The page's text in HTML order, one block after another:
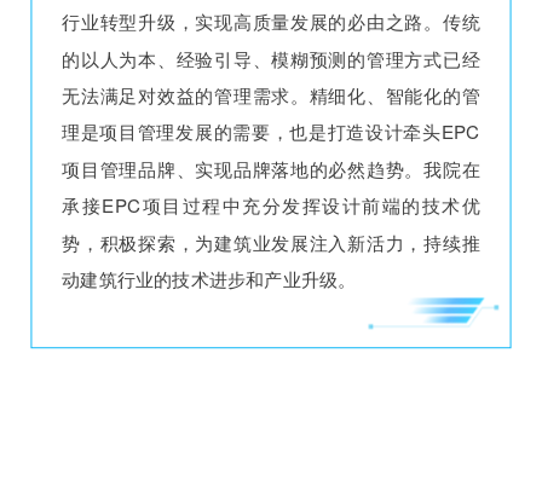
行业转型升级，实现高质量发展的必由之路。传统
的以人为本、经验引导、模糊预测的管理方式已经
无法满足对效益的管理需求。精细化、智能化的管
理是项目管理发展的需要，也是打造设计牵头EPC
项目管理品牌、实现品牌落地的必然趋势。我院在
承接EPC项目过程中充分发挥设计前端的技术优
势，积极探索，为建筑业发展注入新活力，持续推
动建筑行业的技术进步和产业升级。